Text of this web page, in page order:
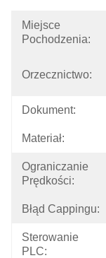
Miejsce
Pochodzenia:
Orzecznictwo:
Dokument:
Materiał:
Ograniczanie
Prędkości:
Błąd Cappingu:
Sterowanie
PLC: